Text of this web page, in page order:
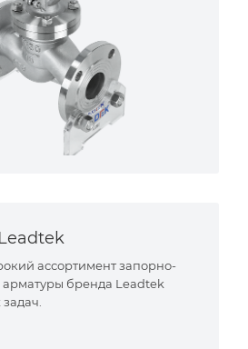
ассортимент запорно-
арматуры бренда Leadtek